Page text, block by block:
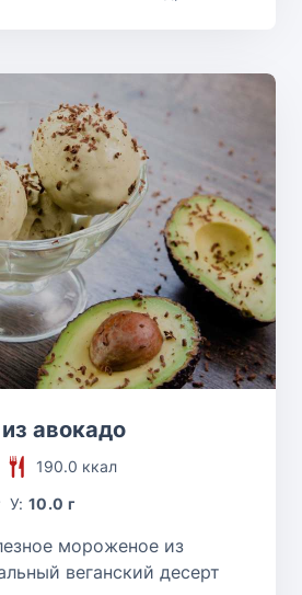
авокадо
190.0 ккал
У:10.0 г
мороженое из
веганский десерт